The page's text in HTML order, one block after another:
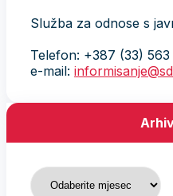
Služba za odnose s
Telefon: +387 (33) 563
e-mail:
Arhiva